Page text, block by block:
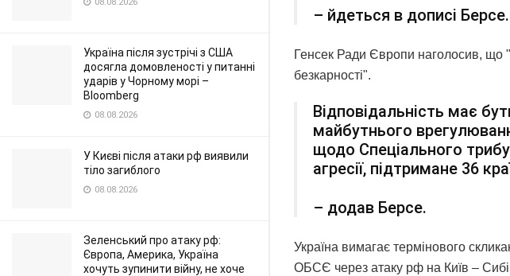
Україна після зустрічі з США
досягла домовленості у питанні
ударів у Чорному морі –
Bloomberg
08.08.2026
У Києві після атаки рф виявили
тіло загиблого
08.08.2026
Зеленський про атаку рф:
Європа, Америка, Україна
хочуть зупинити війну, не хоче
– йдеться в дописі Берсе.
Генсек Ради Європи наголосив, що
безкарності".
Відповідальність має
майбутнього
щодо Спеціального
агресії, підтримане 36
– додав Берсе.
Україна вимагає термінового
ОБСЄ через атаку рф на Київ –